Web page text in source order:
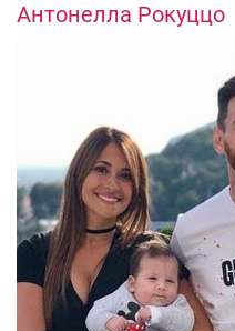
Антонелла Рокуццо